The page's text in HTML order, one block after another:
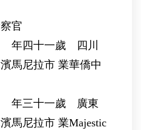
官
四十一歲 四川
馬尼拉市 業華僑中
十一歲 廣東
馬尼拉市 業Majestic